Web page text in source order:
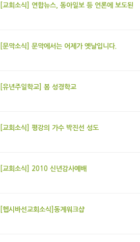
[교회소식] 연합뉴스, 동아일보 등 언론에 보도된
[문막소식] 문막에서는 어제가 옛날입니다.
[유년주일학교] 봄 성경학교
[교회소식] 평강의 가수 박진선 성도
[교회소식] 2010 신년감사예배
[헵시바선교회소식]동계워크샵